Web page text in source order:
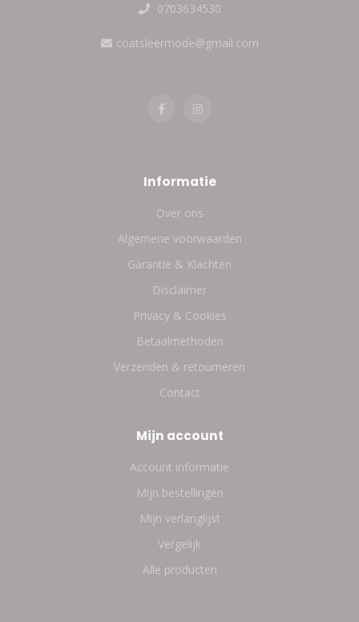
0703634530
coatsleermode@gmail.com
Informatie
Over ons
Algemene voorwaarden
Garantie & Klachten
Disclaimer
Privacy & Cookies
Betaalmethoden
Verzenden & retourneren
Contact
Mijn account
Account informatie
Mijn bestellingen
Mijn verlanglijst
Vergelijk
Alle producten